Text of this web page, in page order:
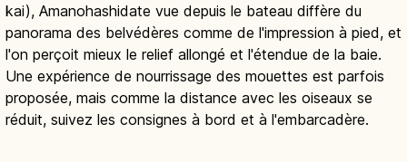
kai), Amanohashidate vue depuis le bateau diffère du
panorama des belvédères comme de l'impression à pied, et
l'on perçoit mieux le relief allongé et l'étendue de la baie.
Une expérience de nourrissage des mouettes est parfois
proposée, mais comme la distance avec les oiseaux se
réduit, suivez les consignes à bord et à l'embarcadère.
Amanohashidate Kyoto : guide d'une